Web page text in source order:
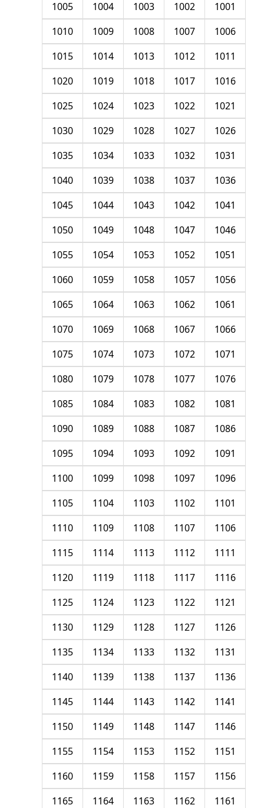
1001
1002
1003
1004
1005
1006
1007
1008
1009
1010
1011
1012
1013
1014
1015
1016
1017
1018
1019
1020
1021
1022
1023
1024
1025
1026
1027
1028
1029
1030
1031
1032
1033
1034
1035
1036
1037
1038
1039
1040
1041
1042
1043
1044
1045
1046
1047
1048
1049
1050
1051
1052
1053
1054
1055
1056
1057
1058
1059
1060
1061
1062
1063
1064
1065
1066
1067
1068
1069
1070
1071
1072
1073
1074
1075
1076
1077
1078
1079
1080
1081
1082
1083
1084
1085
1086
1087
1088
1089
1090
1091
1092
1093
1094
1095
1096
1097
1098
1099
1100
1101
1102
1103
1104
1105
1106
1107
1108
1109
1110
1111
1112
1113
1114
1115
1116
1117
1118
1119
1120
1121
1122
1123
1124
1125
1126
1127
1128
1129
1130
1131
1132
1133
1134
1135
1136
1137
1138
1139
1140
1141
1142
1143
1144
1145
1146
1147
1148
1149
1150
1151
1152
1153
1154
1155
1156
1157
1158
1159
1160
1161
1162
1163
1164
1165